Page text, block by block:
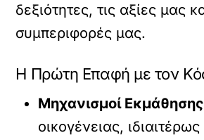
δεξιότητες, τις αξίες μας
συμπεριφορές μας.
Η Πρώτη Επαφή με τον
Μηχανισμοί
οικογένειας, ιδιαιτέρως